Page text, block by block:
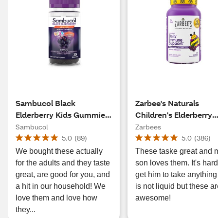
Sambucol Black
Elderberry Kids Gummies,
30 CT
Sambucol
5.0 (89)
We bought these actually
for the adults and they taste
great, are good for you, and
a hit in our household! We
love them and love how
they...
Zarbee's Naturals
Children's Elderberry
Immune Support,
C & Zinc, Berry, 21
Gummies
Zarbees
5.0 (386)
These taske great and
son loves them. It's
get him to take
is not liquid but these
awesome!